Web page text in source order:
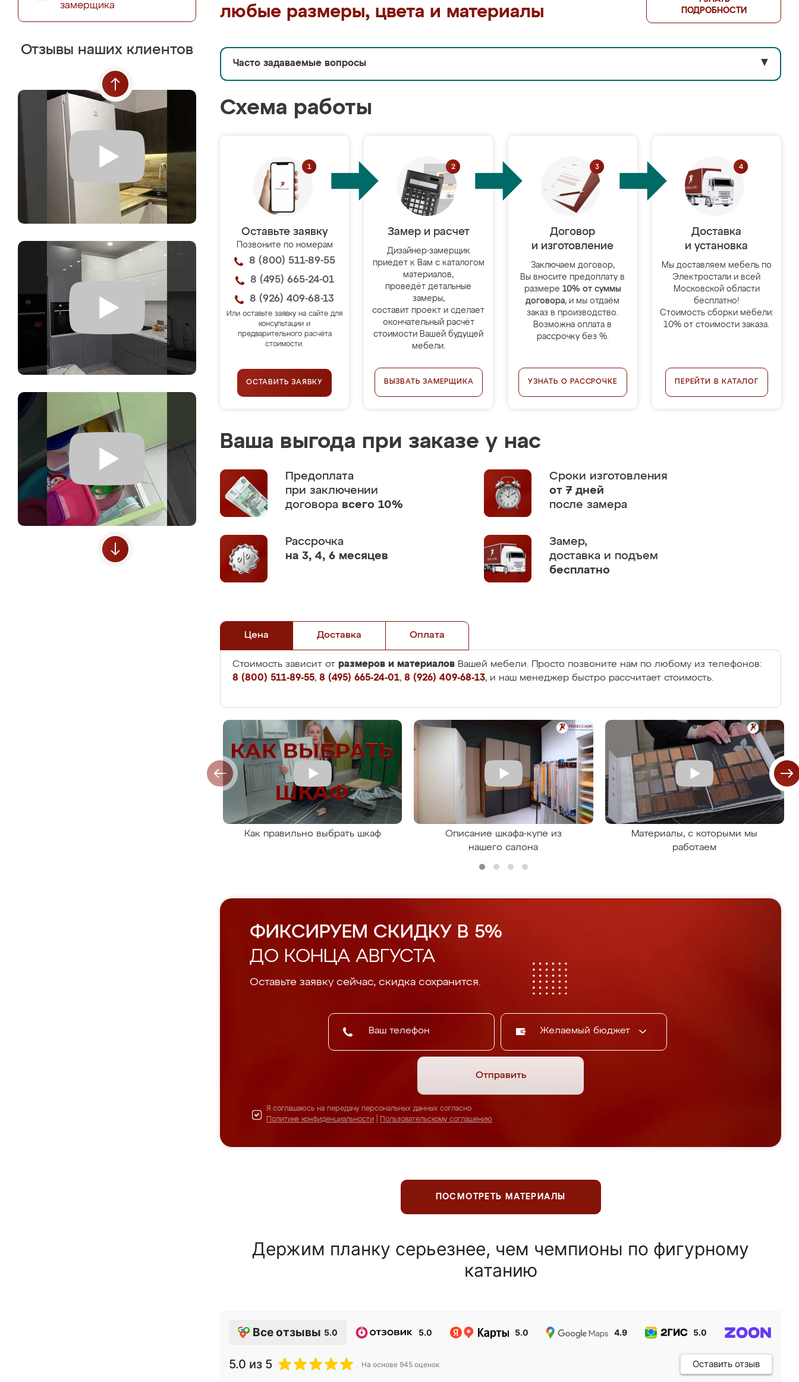
замерщика
Отзывы наших клиентов
любые размеры, цвета и материалы
ПОДРОБНОСТИ
Часто задаваемые вопросы ▼
Схема работы
Оставьте заявку
Позвоните по номерам
8 (800) 511-89-55
8 (495) 665-24-01
8 (926) 409-68-13
Или оставьте заявку на сайте для
консультации и
предварительного расчёта
стоимости.
ОСТАВИТЬ ЗАЯВКУ
Замер и расчет
Дизайнер-замерщик
приедет к Вам с каталогом
материалов,
проведёт детальные
замеры,
составит проект и сделает
окончательный расчёт
стоимости Вашей будущей
мебели.
ВЫЗВАТЬ ЗАМЕРЩИКА
Договор
и изготовление
Заключаем договор,
Вы вносите предоплату в
размере 10% от суммы
договора, и мы отдаём
заказ в производство.
Возможна оплата в
рассрочку без %.
УЗНАТЬ О РАССРОЧКЕ
Доставка
и установка
Мы доставляем мебель по
Электростали и всей
Московской области
бесплатно!
Стоимость сборки мебели:
10% от стоимости заказа.
ПЕРЕЙТИ В КАТАЛОГ
Ваша выгода при заказе у нас
Предоплата
при заключении
договора всего 10%
Сроки изготовления
от 7 дней
после замера
Рассрочка
на 3, 4, 6 месяцев
Замер,
доставка и подъем
бесплатно
Цена Доставка Оплата
Стоимость зависит от размеров и материалов Вашей мебели. Просто позвоните нам по любому из телефонов:
8 (800) 511-89-55, 8 (495) 665-24-01, 8 (926) 409-68-13, и наш менеджер быстро рассчитает стоимость.
Как правильно выбрать шкаф
Описание шкафа-купе из
нашего салона
Материалы, с которыми мы
работаем
ФИКСИРУЕМ СКИДКУ В 5%
ДО КОНЦА АВГУСТА
Оставьте заявку сейчас, скидка сохранится.
Желаемый бюджет
Отправить
Я соглашаюсь на передачу персональных данных согласно
Политике конфиденциальности
Пользовательскому соглашению
ПОСМОТРЕТЬ МАТЕРИАЛЫ
Держим планку серьезнее, чем чемпионы по фигурному
катанию
Все отзывы 5.0 5.0 5.0 4.9 5.0
5.0 из 5 На основе 945 оценок Оставить отзыв